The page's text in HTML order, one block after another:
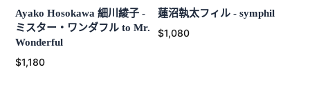
Ayako Hosokawa 細川綾子 -
ミスター・ワンダフル to Mr.
Wonderful
$1,180
蓮沼執太フィル - symphil
$1,080